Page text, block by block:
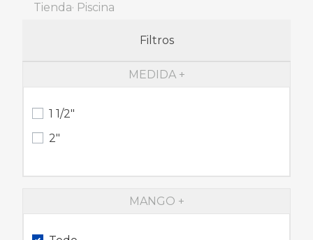
Tienda Piscina
Filtros
MEDIDA
1 1/2"
2"
MANGO